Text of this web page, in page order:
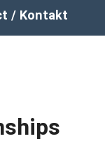
/ Kontakt